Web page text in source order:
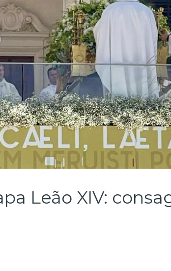
Leão XIV: